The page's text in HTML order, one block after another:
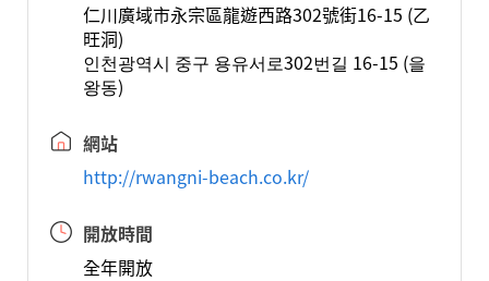
仁川廣域市永宗區龍遊西路302號街16-15 (乙
旺洞)
인천광역시 중구 용유서로302번길 16-15 (을
왕동)
網站
http://rwangni-beach.co.kr/
開放時間
全年開放